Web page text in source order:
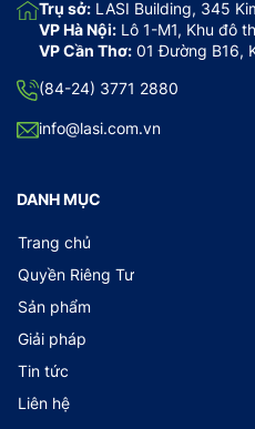
Trụ sở: LASI Building, 345
VP Hà Nội: Lô 1-M1, Khu đô
VP Cần Thơ: 01 Đường B16,
(84-24) 3771 2880
info@lasi.com.vn
DANH MỤC
Trang chủ
Quyền Riêng Tư
Sản phẩm
Giải pháp
Tin tức
Liên hệ